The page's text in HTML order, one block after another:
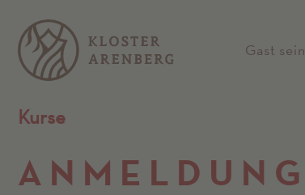
Gast sein
Kurse
ANMELD­UNG